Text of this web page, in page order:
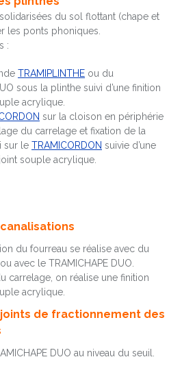
du sol flottant (chape et
les ponts phoniques.
:
TRAMIPLINTHE ou du
sous la plinthe suivi d’une finition
acrylique.
sur la cloison en périphérie
du carrelage et fixation de la
sur le TRAMICORDON suivie d’une
souple acrylique.
du fourreau se réalise avec du
ou avec le TRAMICHAPE DUO.
carrelage, on réalise une finition
acrylique.
de fractionnement des
DUO au niveau du seuil.